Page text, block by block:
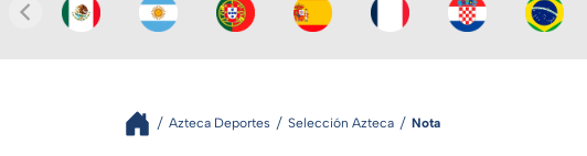
Azteca Deportes Selección Azteca Nota